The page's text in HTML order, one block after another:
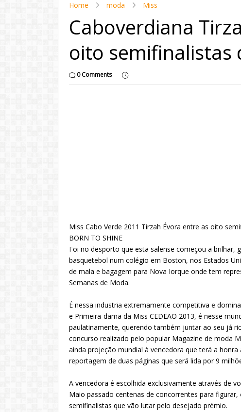
Home moda Miss
Caboverdiana
oito semifinalistas
0 Comments
Miss Cabo Verde 2011 Tirzah Évora entre as oito
BORN TO SHINE
Foi no desporto que esta salense começou a brilhar,
basquetebol num colégio em Boston, nos Estados
de mala e bagagem para Nova Iorque onde tem
Semanas de Moda.
É nessa industria extremamente competitiva e
e Primeira-dama da Miss CEDEAO 2013, é nesse
paulatinamente, querendo também juntar ao seu já
concurso realizado pelo popular Magazine de moda
ainda projeção mundial à vencedora que terá a
reportagem de duas páginas que será lida por 9
A vencedora é escolhida exclusivamente através de
Maio passado centenas de concorrentes para
semifinalistas que vão lutar pelo desejado prémio.